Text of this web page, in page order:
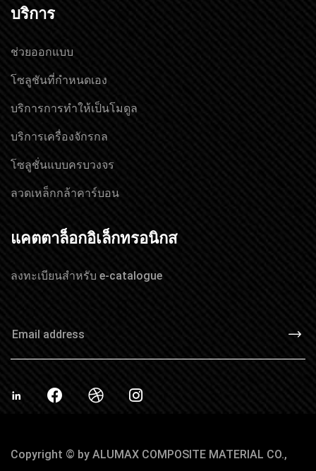
บริการ
ช่วยออกแบบ
โซลูชันที่กำหนดเอง
บริการการทำให้เป็นโมดูล
บริการเครื่องจักรกล
โซลูชั่นแบบครบวงจร
ลวดเหล็กกล้าคาร์บอน
แคตตาล็อกอิเล็กทรอนิกส
ลงทะเบียนสำหรับ e-catalogue
Copyright © by ALUMAX COMPOSITE MATERIAL CO.,